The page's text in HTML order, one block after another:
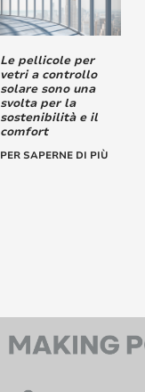
Le pellicole per
vetri a controllo
solare sono una
svolta per la
sostenibilità e il
comfort
PER SAPERNE DI PIÙ